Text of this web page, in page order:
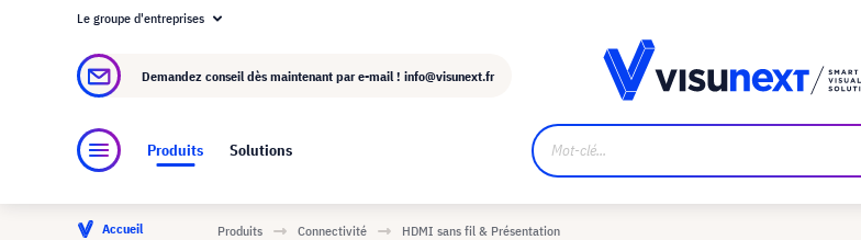
À propos de visunext.fr
Le groupe d'entreprises
Demandez conseil dès maintenant par e-mail ! info@visunext.fr
Produits Solutions
Accueil Produits Connectivité HDMI sans fil & Présentation